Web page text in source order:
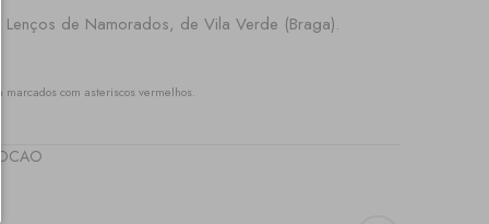
de Namorados, de Vila Verde (Braga).
com asteriscos vermelhos.